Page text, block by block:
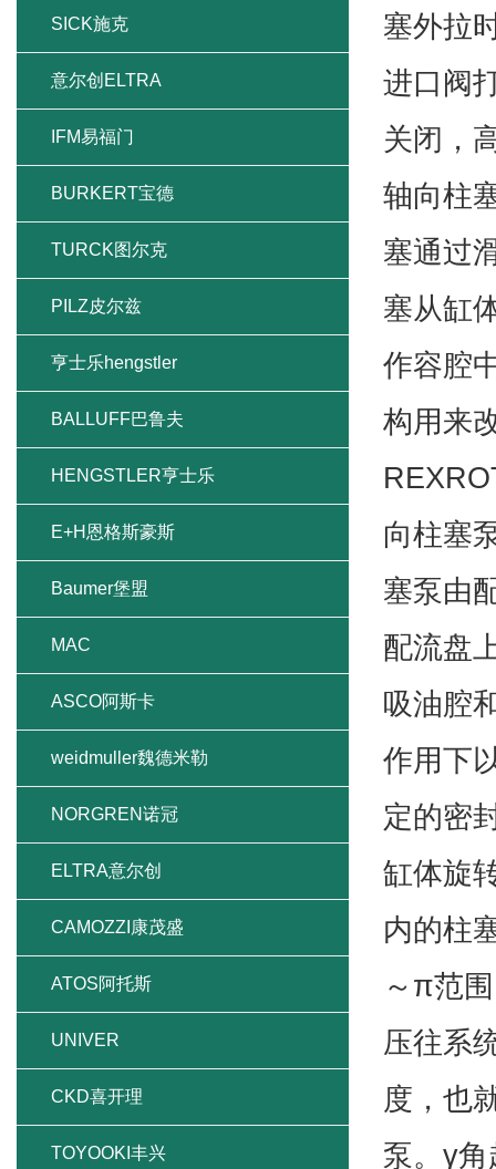
塞外拉
进口阀
关闭，
轴向柱
塞通过
塞从缸
作容腔
构用来
向柱塞
塞泵由
配流盘
吸油腔
作用下
定的密
缸体旋
内的柱
～π范
压往系
度，也
泵。γ
SICK施克
意尔创ELTRA
IFM易福门
BURKERT宝德
TURCK图尔克
PILZ皮尔兹
亨士乐hengstler
BALLUFF巴鲁夫
HENGSTLER亨士乐
E+H恩格斯豪斯
Baumer堡盟
MAC
ASCO阿斯卡
weidmuller魏德米勒
NORGREN诺冠
ELTRA意尔创
CAMOZZI康茂盛
ATOS阿托斯
UNIVER
CKD喜开理
TOYOOKI丰兴